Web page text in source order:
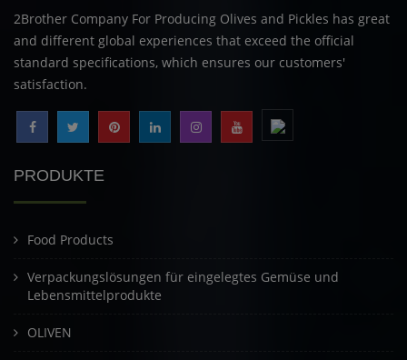
2Brother Company For Producing Olives and Pickles has great
and different global experiences that exceed the official
standard specifications, which ensures our customers'
satisfaction.
PRODUKTE
Food Products
Verpackungslösungen für eingelegtes Gemüse und
Lebensmittelprodukte
OLIVEN